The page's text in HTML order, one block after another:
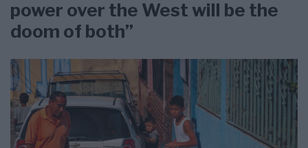
power over the West will be the
doom of both”